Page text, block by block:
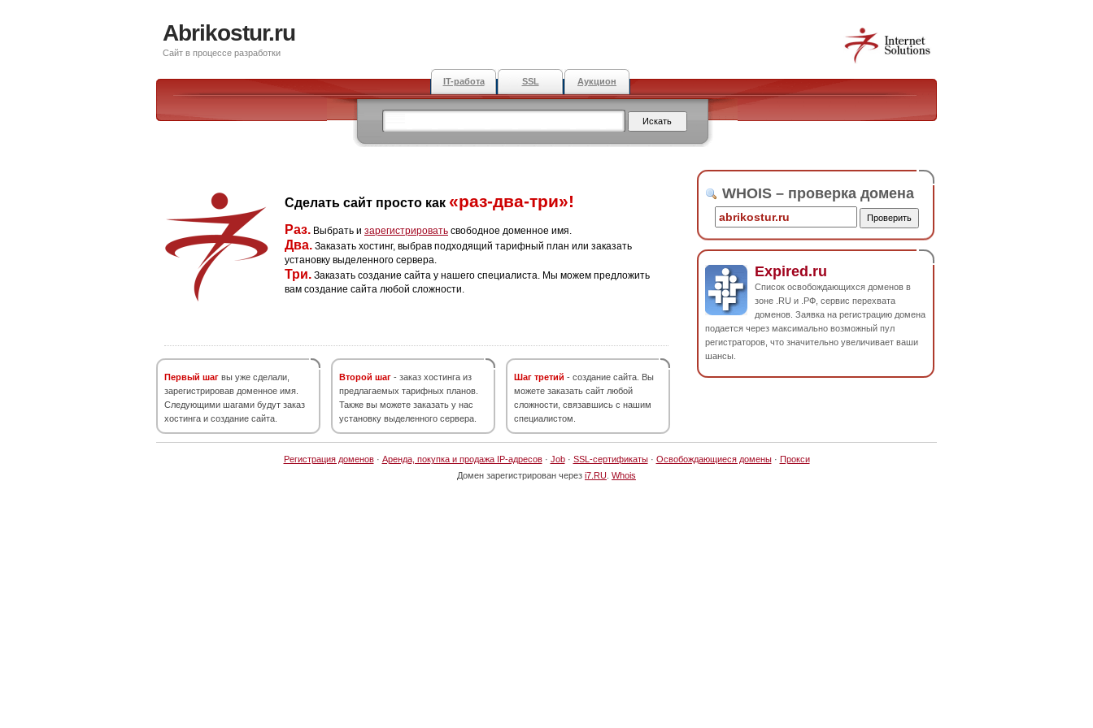
Abrikostur.ru
Сайт в процессе разработки
IT-работа SSL Аукцион
Сделать сайт просто как «раз-два-три»!
Раз. Выбрать и зарегистрировать свободное доменное имя.
Два. Заказать хостинг, выбрав подходящий тарифный план или заказать
установку выделенного сервера.
Три. Заказать создание сайта у нашего специалиста. Мы можем предложить
вам создание сайта любой сложности.
Первый шаг вы уже сделали,
зарегистрировав доменное имя.
Следующими шагами будут заказ
хостинга и создание сайта.
Второй шаг - заказ хостинга из
предлагаемых тарифных планов.
Также вы можете заказать у нас
установку выделенного сервера.
Шаг третий - создание сайта. Вы
можете заказать сайт любой
сложности, связавшись с нашим
специалистом.
WHOIS – проверка домена
Expired.ru
Список освобождающихся доменов в
зоне .RU и .РФ, сервис перехвата
доменов. Заявка на регистрацию домена
подается через максимально возможный пул
регистраторов, что значительно увеличивает ваши
шансы.
Регистрация доменов· Аренда, покупка и продажа IP-адресов· Job· SSL-сертификаты· Освобождающиеся домены· Прокси
Домен зарегистрирован через i7.RU Whois